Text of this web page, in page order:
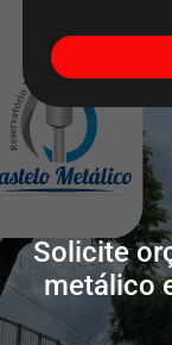
Solicite
metálico